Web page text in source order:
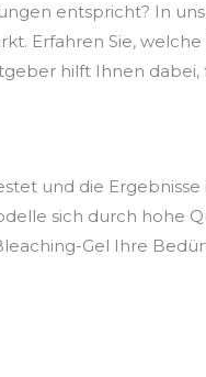
entspricht? In
Erfahren Sie,
hilft Ihnen
und die
sich durch hohe
Gel Ihre